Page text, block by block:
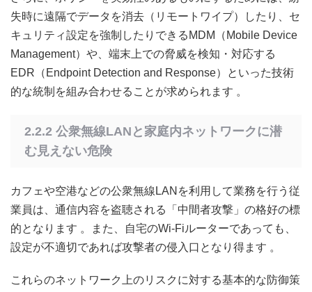
失時に遠隔でデータを消去（リモートワイプ）したり、セ
キュリティ設定を強制したりできるMDM（Mobile Device
Management）や、端末上での脅威を検知・対応する
EDR（Endpoint Detection and Response）といった技術
的な統制を組み合わせることが求められます 。
2.2.2 公衆無線LANと家庭内ネットワークに潜
む見えない危険
カフェや空港などの公衆無線LANを利用して業務を行う従
業員は、通信内容を盗聴される「中間者攻撃」の格好の標
的となります 。また、自宅のWi-Fiルーターであっても、
設定が不適切であれば攻撃者の侵入口となり得ます 。
これらのネットワーク上のリスクに対する基本的な防御策